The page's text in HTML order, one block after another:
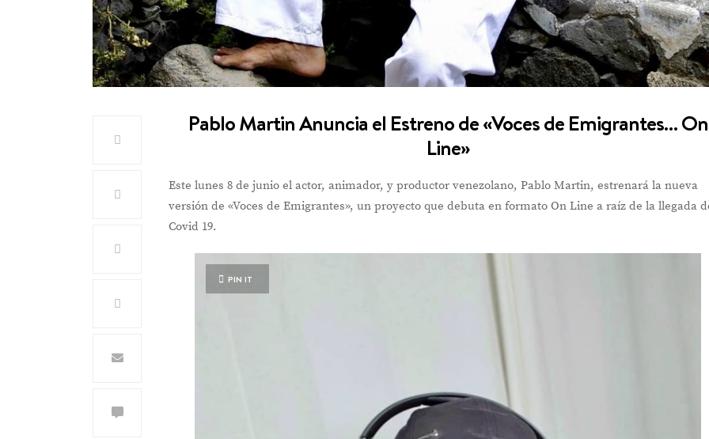
Pablo Martin Anuncia el Estreno de «Voces de Emigrantes… On
Line»
Este lunes 8 de junio el actor, animador, y productor venezolano, Pablo Martin, estrenará la nueva
versión de «Voces de Emigrantes», un proyecto que debuta en formato On Line a raíz de la llegada
Covid 19.
PIN IT